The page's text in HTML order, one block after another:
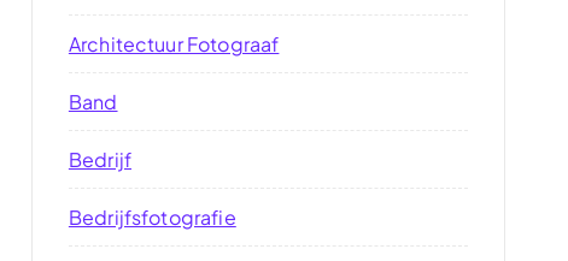
Architectuur Fotograaf
Band
Bedrijf
Bedrijfsfotografie